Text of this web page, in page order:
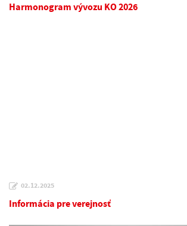
Harmonogram vývozu KO 2026
02.12.2025
Informácia pre verejnosť